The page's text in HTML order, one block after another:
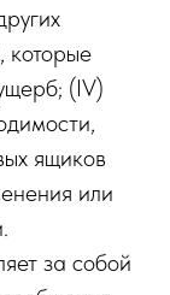
которые
(IV)
ящиков
или
за собой